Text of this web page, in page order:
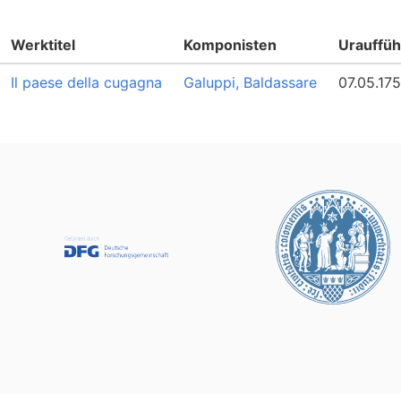
Werktitel Komponisten
Il paese della cugagna Galuppi, Baldassare